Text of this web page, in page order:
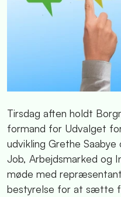
Tirsdag aften holdt
formand for Udvalget
udvikling Grethe
Job, Arbejdsmarked og
møde med
bestyrelse for at sætte